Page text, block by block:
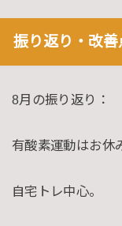
振り返り・改
8月の振り返り：
有酸素運動はお休
自宅トレ中心。